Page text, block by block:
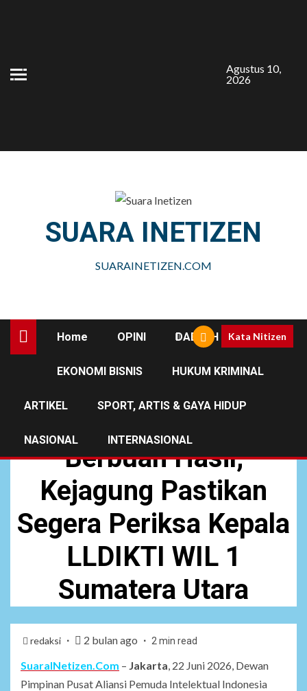
Agustus 10,
2026
SUARA INETIZEN
SUARAINETIZEN.COM
Home OPINI DAERAH
EKONOMI BISNIS HUKUM KRIMINAL
ARTIKEL SPORT, ARTIS & GAYA HIDUP
NASIONAL INTERNASIONAL
Kata Nitizen
Berbuah Hasil,
Kejagung Pastikan
Segera Periksa Kepala
LLDIKTI WIL 1
Sumatera Utara
redaksi 2 bulan ago 2 min read
SuaraINetizen.Com – Jakarta , 22 Juni 2026, Dewan
Pimpinan Pusat Aliansi Pemuda Intelektual Indonesia